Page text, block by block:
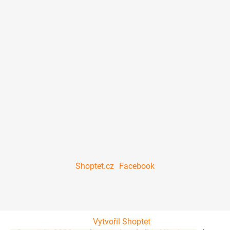
Shoptet.cz Facebook
Vytvořil Shoptet